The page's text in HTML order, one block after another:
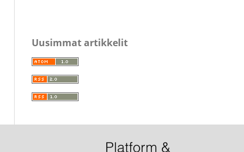
Uusimmat artikkelit